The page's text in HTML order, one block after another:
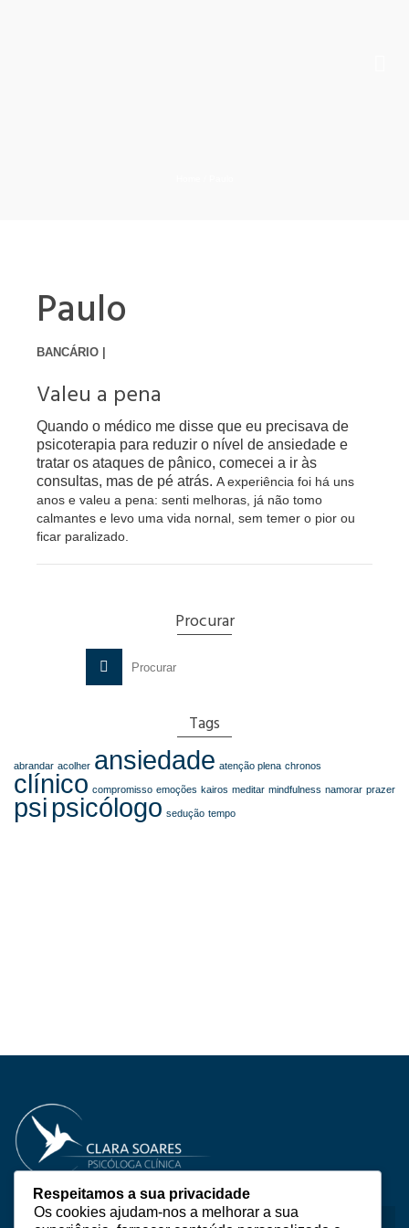
Paulo
BANCÁRIO |
Valeu a pena
Quando o médico me disse que eu precisava de
psicoterapia para reduzir o nível de ansiedade e
tratar os ataques de pânico, comecei a ir às
consultas, mas de pé atrás. A experiência foi há uns
anos e valeu a pena: senti melhoras, já não tomo
calmantes e levo uma vida nornal, sem temer o pior ou
ficar paralizado.
Procurar
for:
Tags
abrandar acolher ansiedade atenção plena chronos
clínico compromisso emoções kairos meditar mindfulness namorar prazer
psipsicólogo sedução tempo
Sobre Mim
Respeitamos a sua privacidade
Os cookies ajudam-nos a melhorar a sua